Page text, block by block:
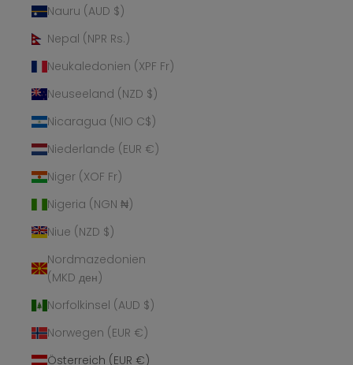
Nauru (AUD $)
Nepal (NPR Rs.)
Neukaledonien (XPF Fr)
Neuseeland (NZD $)
Nicaragua (NIO C$)
Niederlande (EUR €)
Niger (XOF Fr)
Nigeria (NGN ₦)
Niue (NZD $)
Nordmazedonien
(MKD ден)
Norfolkinsel (AUD $)
Norwegen (EUR €)
Österreich (EUR €)